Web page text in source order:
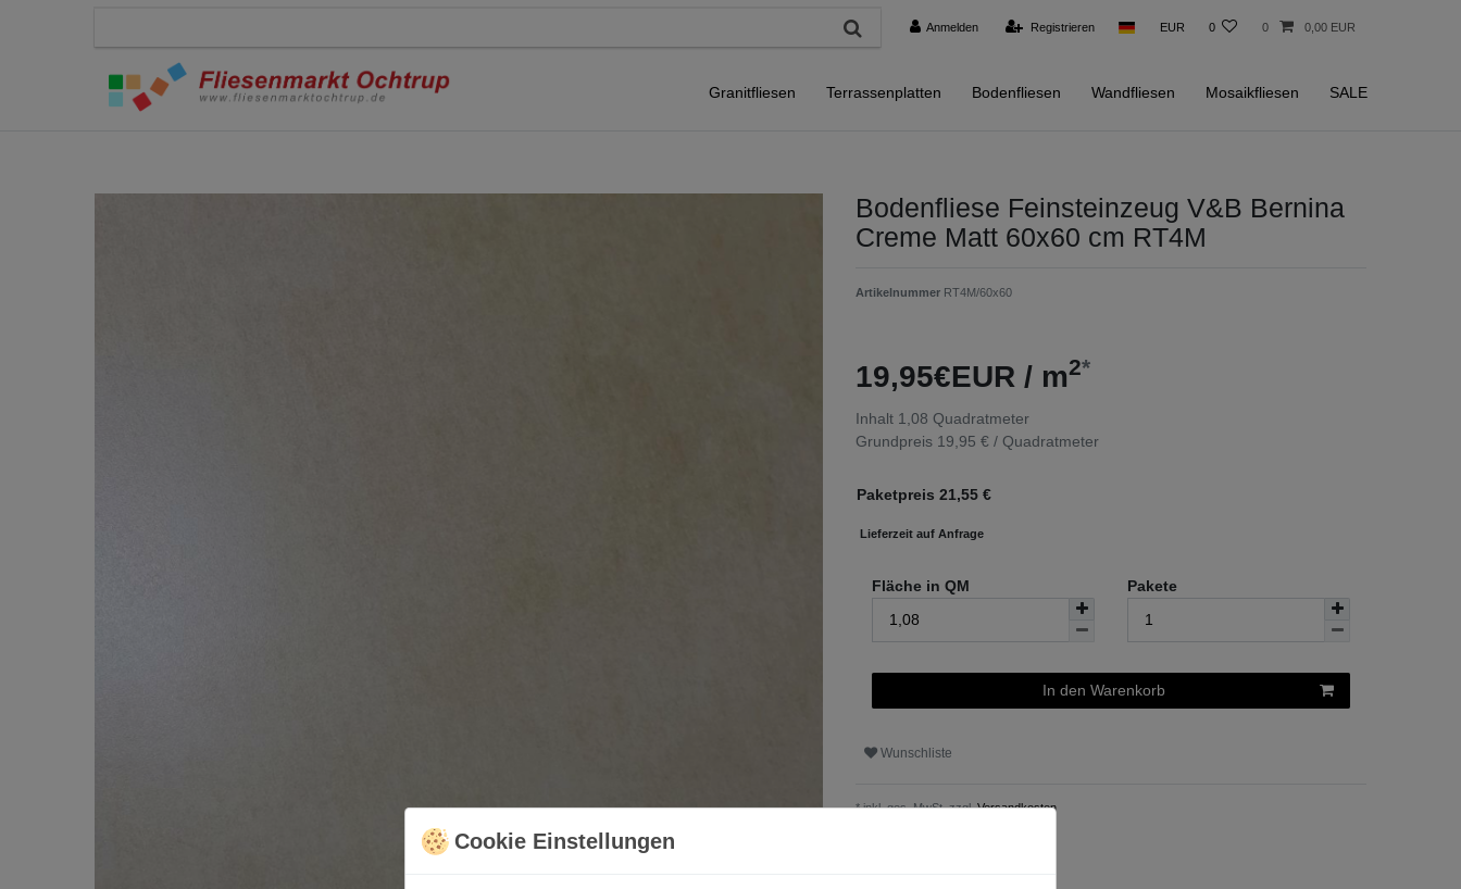
Anmelden Registrieren EUR 0 0 0,00 EUR
Granitfliesen Terrassenplatten Bodenfliesen Wandfliesen Mosaikfliesen SALE
Bodenfliese Feinsteinzeug V&B Bernina
Creme Matt 60x60 cm RT4M
Artikelnummer RT4M/60x60
19,95€EUR / m2*
Inhalt 1,08 Quadratmeter
Grundpreis 19,95 € / Quadratmeter
Paketpreis 21,55 €
Lieferzeit auf Anfrage
Fläche in QM Pakete
In den Warenkorb
Wunschliste
* inkl. ges. MwSt. zzgl.Versandkosten
Cookie Einstellungen